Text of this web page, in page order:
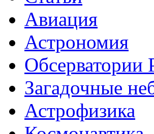
Авиация
Астрономия
Обсерватории
Загадочные
Астрофизика